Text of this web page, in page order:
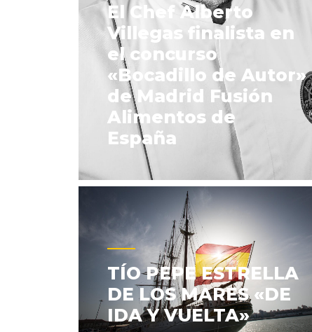
El Chef Alberto
Villegas finalista en
el concurso
«Bocadillo de Autor»
de Madrid Fusión
Alimentos de
España
TÍO PEPE ESTRELLA
DE LOS MARES «DE
IDA Y VUELTA»